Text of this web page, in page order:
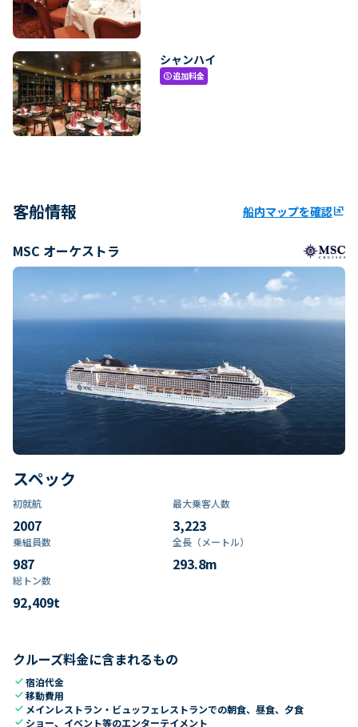
シャンハイ
paid追加料金
客船情報 船内マップを確認ungroup
MSC オーケストラ
スペック
初就航
2007
最大乗客人数
3,223
乗組員数​
987
全長（メートル）
293.8m
総トン数​
92,409t
クルーズ料金に含まれるもの
check宿泊代金
check移動費用
check メインレストラン・ビュッフェレストランでの朝食、昼食、夕食
check ショー、イベント等のエンターテイメント